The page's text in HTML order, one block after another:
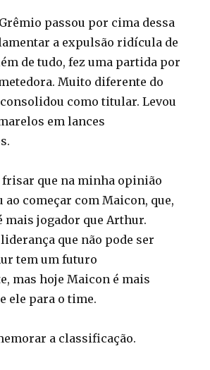
passou por cima dessa
a expulsão ridícula de
de tudo, fez uma partida por
Muito diferente do
como titular. Levou
em lances
que na minha opinião
ao começar com Maicon, que,
mais jogador que Arthur.
que não pode ser
tem um futuro
mas hoje Maicon é mais
ele para o time.
a classificação.